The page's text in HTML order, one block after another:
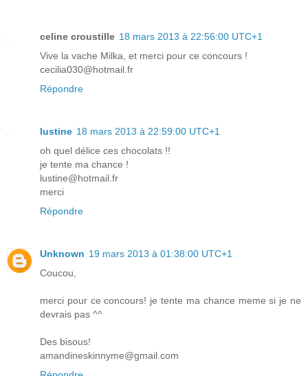
celine croustille 18 mars 2013 à 22:56:00 UTC+1
Vive la vache Milka, et merci pour ce concours !
cecilia030@hotmail.fr
Répondre
lustine 18 mars 2013 à 22:59:00 UTC+1
oh quel délice ces chocolats !!
je tente ma chance !
lustine@hotmail.fr
merci
Répondre
Unknown 19 mars 2013 à 01:38:00 UTC+1
Coucou,
merci pour ce concours! je tente ma chance meme si je ne
devrais pas ^^
Des bisous!
amandineskinnyme@gmail.com